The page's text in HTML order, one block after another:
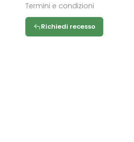
Termini e condizioni
Richiedi recesso